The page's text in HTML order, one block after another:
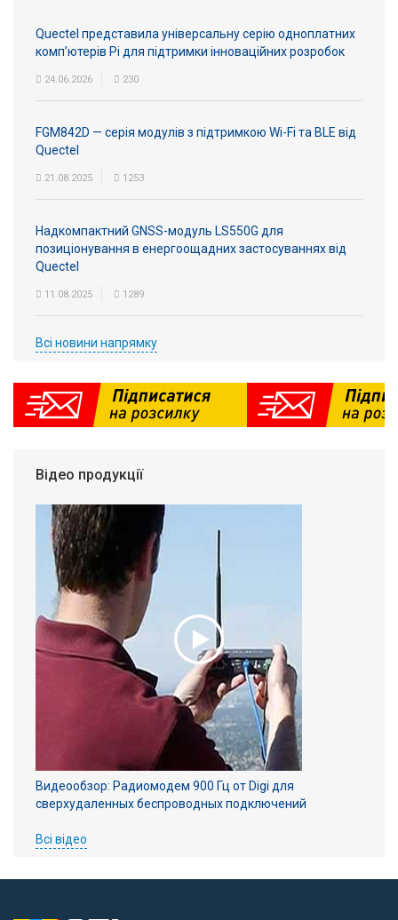
Quectel представила універсальну серію одноплатних
комп’ютерів Pi для підтримки інноваційних розробок
24.06.2026 230
FGM842D — серія модулів з підтримкою Wi-Fi та BLE від
Quectel
21.08.2025 1253
Надкомпактний GNSS-модуль LS550G для
позиціонування в енергоощадних застосуваннях від
Quectel
11.08.2025 1289
Всі новини напрямку
Відео продукції
Видеообзор: Радиомодем 900 Гц от Digi для
сверхудаленных беспроводных подключений
Всі відео